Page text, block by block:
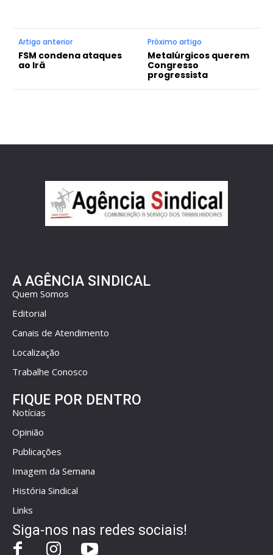
Artigo anterior
FSM condena ataques
ao Irã
Próximo artigo
Metalúrgicos querem
Congresso
progressista
A AGÊNCIA SINDICAL
Quem Somos
Editorial
Canais de Atendimento
Localização
Trabalhe Conosco
FIQUE POR DENTRO
Notícias
Opinião
Publicações
Imagem da Semana
História Sindical
Links
Siga-nos nas redes sociais!